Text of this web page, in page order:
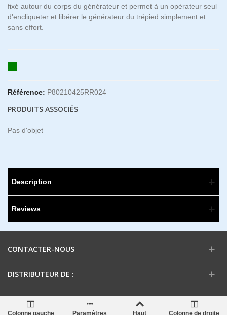
fixé autour du corps du générateur et permet à un opérateur seul
d'encliqueter et libérer le générateur du trépied simplement et
sans effort.
Référence: P80210425RR024
PRODUITS ASSOCIÉS
Pas d'objet
Description
Reviews
CONTACTER-NOUS
DISTRIBUTEUR DE :
Colonne gauche Paramètres Haut Colonne de droite